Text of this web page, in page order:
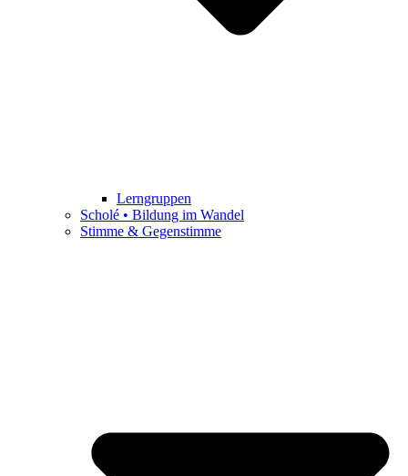
Lerngruppen
Scholé • Bildung im Wandel
Stimme & Gegenstimme